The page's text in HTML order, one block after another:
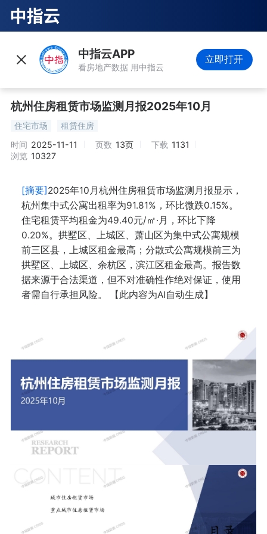
中指云APP
看房地产数据 用中指云
立即打开
杭州住房租赁市场监测月报2025年10月
住宅市场
租赁住房
时间 2025-11-11 页数 13页 下载 1131
浏览 10327
[摘要]2025年10月杭州住房租赁市场监测月报显示，
杭州集中式公寓出租率为91.81%，环比微跌0.15%。
住宅租赁平均租金为49.40元/㎡·月，环比下降
0.20%。拱墅区、上城区、萧山区为集中式公寓规模
前三区县，上城区租金最高；分散式公寓规模前三为
拱墅区、上城区、余杭区，滨江区租金最高。报告数
据来源于合法渠道，但不对准确性作绝对保证，使用
者需自行承担风险。 【此内容为AI自动生成】